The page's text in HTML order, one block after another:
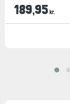
189,95 kr.